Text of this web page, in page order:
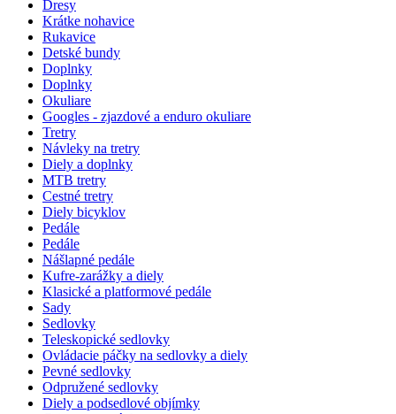
Dresy
Krátke nohavice
Rukavice
Detské bundy
Doplnky
Doplnky
Okuliare
Googles - zjazdové a enduro okuliare
Tretry
Návleky na tretry
Diely a doplnky
MTB tretry
Cestné tretry
Diely bicyklov
Pedále
Pedále
Nášlapné pedále
Kufre-zarážky a diely
Klasické a platformové pedále
Sady
Sedlovky
Teleskopické sedlovky
Ovládacie páčky na sedlovky a diely
Pevné sedlovky
Odpružené sedlovky
Diely a podsedlové objímky